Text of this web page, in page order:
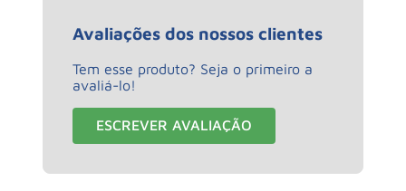
Avaliações dos nossos clientes
Tem esse produto? Seja o primeiro a
avaliá-lo!
ESCREVER AVALIAÇÃO